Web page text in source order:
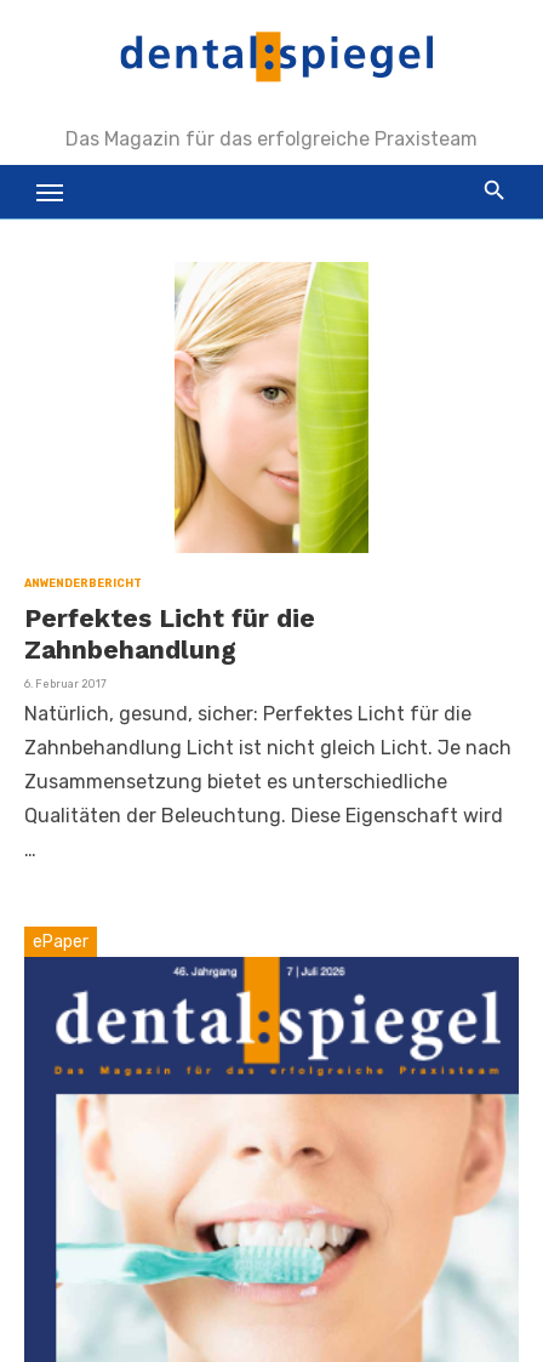
Das Magazin für das erfolgreiche Praxisteam
ANWENDERBERICHT
Perfektes Licht für die
Zahnbehandlung
Veröffentlicht
6. Februar 2017
Natürlich, gesund, sicher: Perfektes Licht für die
Zahnbehandlung Licht ist nicht gleich Licht. Je nach
Zusammensetzung bietet es unterschiedliche
Qualitäten der Beleuchtung. Diese Eigenschaft wird
…
ePaper